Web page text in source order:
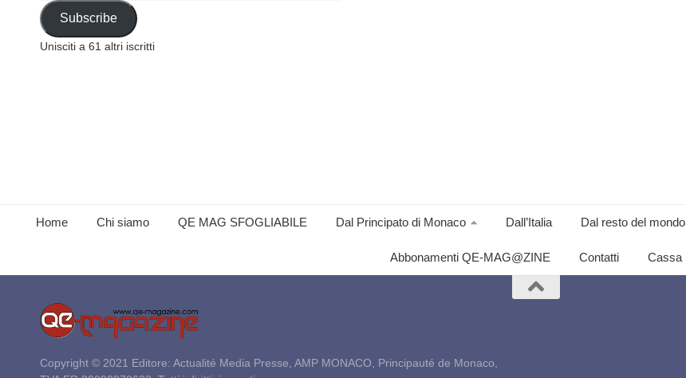
Address
Subscribe
Unisciti a 61 altri iscritti
Home Chi siamo QE MAG SFOGLIABILE Dal Principato di Monaco Dall’Italia Dal resto del mondo
Abbonamenti QE-MAG@ZINE Contatti Cassa
Copyright © 2021 Editore: Actualité Media Presse, AMP MONACO, Principauté de Monaco,